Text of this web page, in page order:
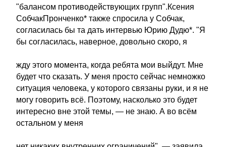
"балансом противодействующих групп".Ксения
СобчакПронченко* также спросила у Собчак,
согласилась бы та дать интервью Юрию Дудю*. "Я
бы согласилась, наверное, довольно скоро, я
жду этого момента, когда ребята мои выйдут. Мне
будет что сказать. У меня просто сейчас немножко
ситуация человека, у которого связаны руки, и я не
могу говорить всё. Поэтому, насколько это будет
интересно вне этой темы, — не знаю. А во всём
остальном у меня